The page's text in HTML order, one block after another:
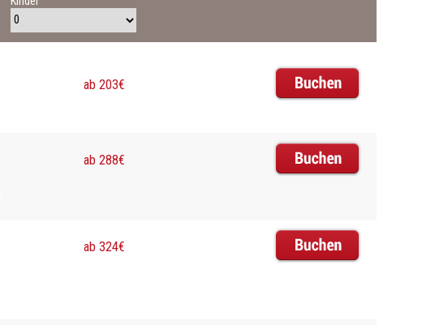
ab 203€
ab 288€
ab 324€